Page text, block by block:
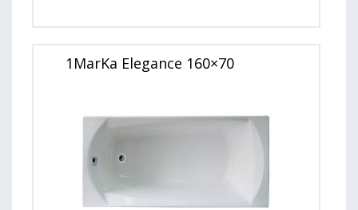
1MarKa Elegance 160×70